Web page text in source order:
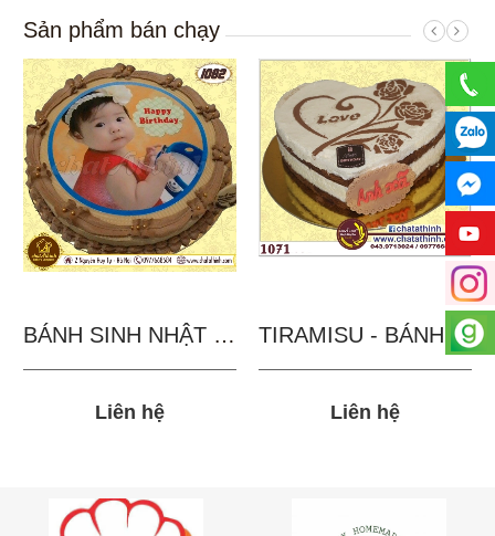
Sản phẩm bán chạy
BÁNH SINH NHẬT IN...
Liên hệ
TIRAMISU - BÁNH TẶNG...
Liên hệ